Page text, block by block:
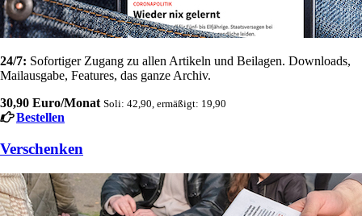
24/7: Sofortiger Zugang zu allen Artikeln und Beilagen. Downloads,
Mailausgabe, Features, das ganze Archiv.
30,90 Euro/Monat Soli: 42,90, ermäßigt: 19,90
Bestellen
Verschenken